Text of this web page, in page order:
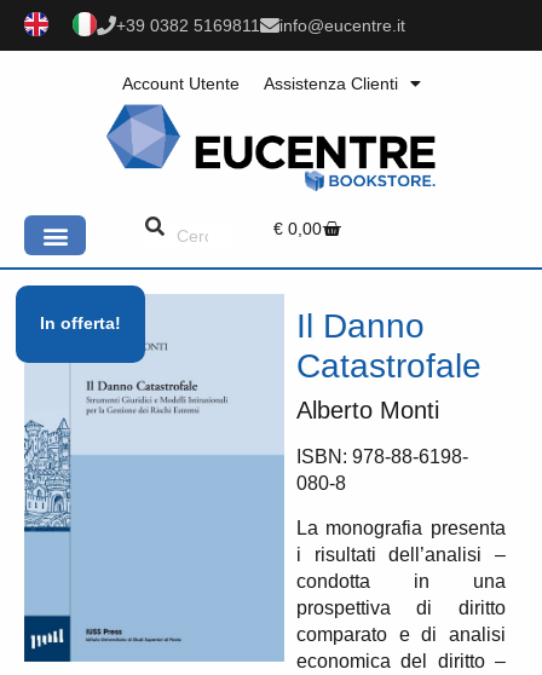
+39 0382 5169811 info@eucentre.it
Account Utente Assistenza Clienti
€ 0,00
In offerta!
Il Danno
Catastrofale
Alberto Monti
ISBN: 978-88-6198-
080-8
La monografia presenta
i risultati dell’analisi –
condotta in una
prospettiva di diritto
comparato e di analisi
economica del diritto –